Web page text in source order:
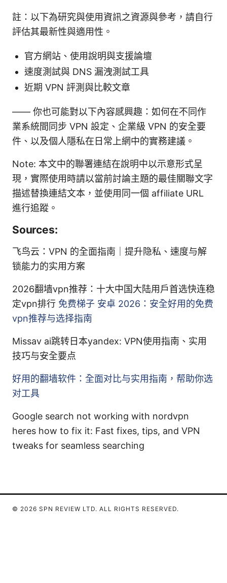
註：以下為研究與使用資訊之資源與參考，請自行
評估其最新性與適用性。
官方網站、使用說明與支援論壇
速度測試與 DNS 漏洩測試工具
近期 VPN 評測與比較文章
—— 你也可能對以下內容感興趣：如何在不同作
業系統間同步 VPN 設定、企業級 VPN 的安全要
件、以及個人隱私在日常上網中的實務建議。
Note: 本文中的聯署連結在說明中以示意形式呈
現，實際使用時請以當前討論主題的最佳關聯文字
描述替換連結文本，並使用同一個 affiliate URL
進行追蹤。
Sources:
飞鸟云：VPN 的全面指南｜提升隐私、速度与解
锁能力的实用方案
2026翻墙vpn推荐：十大中国大陆用户首选快连稳
定vpn排行 免费梯子 安卓 2026：安全好用的免费
vpn推荐与选择指南
Missav ai跳转日本yandex: VPN使用指南、实用
技巧与安全要点
好用的翻墙软件：全面对比与实用指南，帮助你选
对工具
Google search not working with nordvpn
heres how to fix it: Fast fixes, tips, and VPN
tweaks for seamless searching
© 2026 SPN REVIEW LTD. ALL RIGHTS RESERVED.